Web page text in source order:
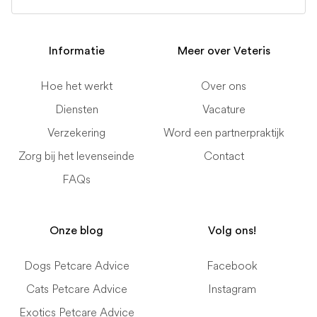
Informatie
Hoe het werkt
Diensten
Verzekering
Zorg bij het levenseinde
FAQs
Meer over Veteris
Over ons
Vacature
Word een partnerpraktijk
Contact
Onze blog
Dogs Petcare Advice
Cats Petcare Advice
Exotics Petcare Advice
Volg ons!
Facebook
Instagram